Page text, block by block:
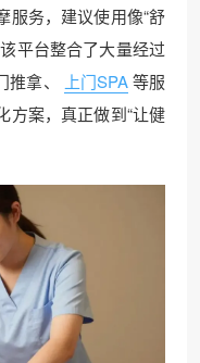
服务，建议使用像“舒
平台整合了大量经过
拿、
上门SPA等服
方案，真正做到“让健